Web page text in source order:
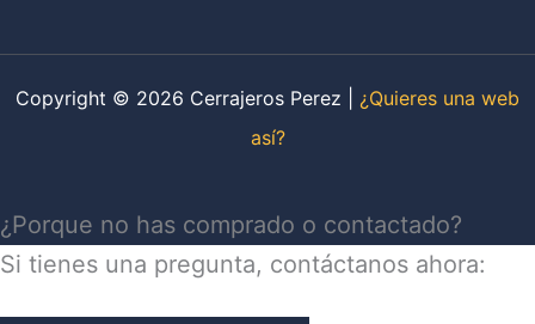
Copyright © 2026 Cerrajeros Perez | ¿Quieres una web
así?
¿Porque no has comprado o contactado?
Si tienes una pregunta, contáctanos ahora: